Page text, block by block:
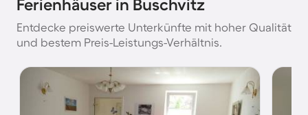
Ferienhäuser in Buschvitz
Entdecke preiswerte Unterkünfte mit hoher Qualität
und bestem Preis-Leistungs-Verhältnis.